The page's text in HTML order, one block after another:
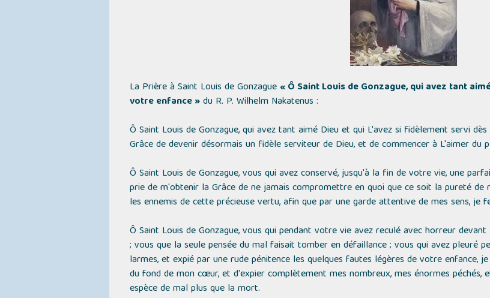
La Prière à Saint Louis de Gonzague « Ô Saint Louis de Gonzague, qui avez tant
votre enfance »du R. P. Wilhelm Nakatenus :
Ô Saint Louis de Gonzague, qui avez tant aimé Dieu et qui L'avez si fidèlement servi
Grâce de devenir désormais un fidèle serviteur de Dieu, et de commencer à L'aimer
Ô Saint Louis de Gonzague, vous qui avez conservé, jusqu'à la fin de votre vie, une
prie de m'obtenir la Grâce de ne jamais compromettre en quoi que ce soit la pureté de
les ennemis de cette précieuse vertu, afin que par une garde attentive de mes sens,
Ô Saint Louis de Gonzague, vous qui pendant votre vie avez reculé avec horreur
; vous que la seule pensée du mal faisait tomber en défaillance ; vous qui avez pleuré
larmes, et expié par une rude pénitence les quelques fautes légères de votre enfance,
du fond de mon cœur, et d'expier complètement mes nombreux, mes énormes
espèce de mal plus que la mort.